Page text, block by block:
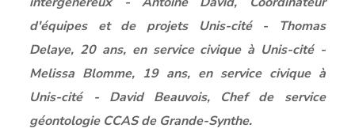
d'équipes et de projets Unis-cité - Thomas
Delaye, 20 ans, en service civique à Unis-cité -
Melissa Blomme, 19 ans, en service civique à
Unis-cité - David Beauvois, Chef de service
géontologie CCAS de Grande-Synthe.